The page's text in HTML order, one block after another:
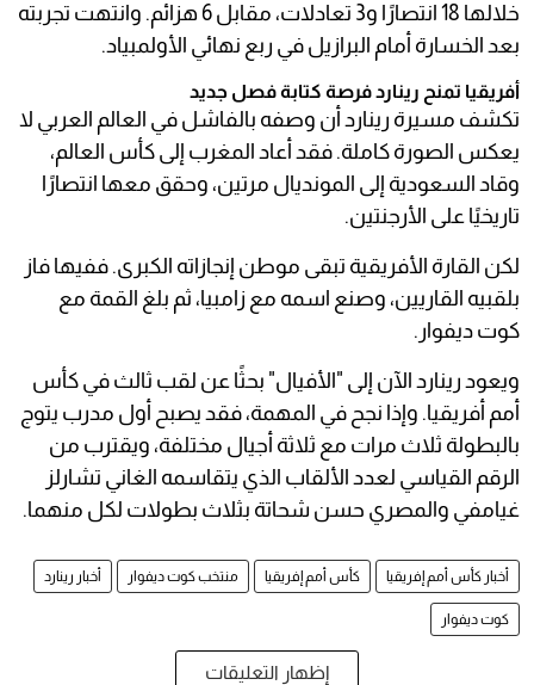
خلالها 18 انتصارًا و3 تعادلات، مقابل 6 هزائم. وانتهت تجربته
بعد الخسارة أمام البرازيل في ربع نهائي الأولمبياد.
أفريقيا تمنح رينارد فرصة كتابة فصل جديد
تكشف مسيرة رينارد أن وصفه بالفاشل في العالم العربي لا
يعكس الصورة كاملة. فقد أعاد المغرب إلى كأس العالم،
وقاد السعودية إلى المونديال مرتين، وحقق معها انتصارًا
تاريخيًا على الأرجنتين.
لكن القارة الأفريقية تبقى موطن إنجازاته الكبرى. ففيها فاز
بلقبيه القاريين، وصنع اسمه مع زامبيا، ثم بلغ القمة مع
كوت ديفوار.
ويعود رينارد الآن إلى "الأفيال" بحثًا عن لقب ثالث في كأس
أمم أفريقيا. وإذا نجح في المهمة، فقد يصبح أول مدرب يتوج
بالبطولة ثلاث مرات مع ثلاثة أجيال مختلفة، ويقترب من
الرقم القياسي لعدد الألقاب الذي يتقاسمه الغاني تشارلز
غيامفي والمصري حسن شحاتة بثلاث بطولات لكل منهما.
أخبار كأس أمم إفريقيا كأس أمم إفريقيا منتخب كوت ديفوار أخبار رينارد
كوت ديفوار
إظهار التعليقات